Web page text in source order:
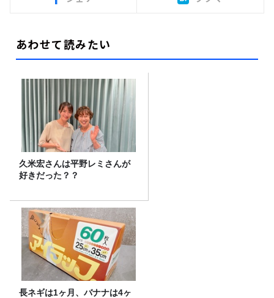
あわせて読みたい
久米宏さんは平野レミさんが
好きだった？？
長ネギは1ヶ月、バナナは4ヶ